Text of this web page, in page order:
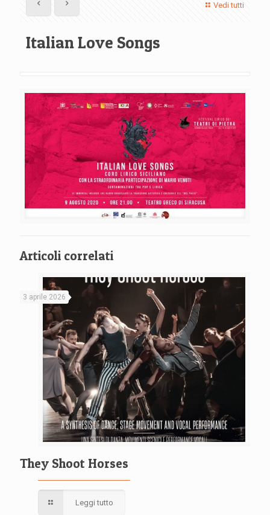
Vedi tutti
Italian Love Songs
Articoli correlati
3 aprile 2026
They Shoot Horses
Leggi tutto